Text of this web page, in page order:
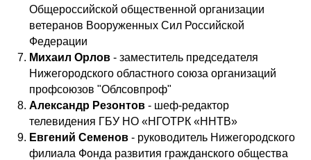
Общероссийской общественной организации
ветеранов Вооруженных Сил Российской
Федерации
Михаил Орлов - заместитель председателя
Нижегородского областного союза организаций
профсоюзов "Облсовпроф"
Александр Резонтов - шеф-редактор
телевидения ГБУ НО «НГОТРК «ННТВ»
Евгений Семенов - руководитель Нижегородского
филиала Фонда развития гражданского общества